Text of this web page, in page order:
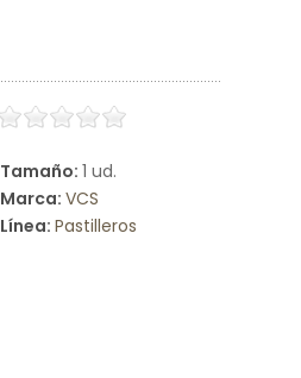
Tamaño: 1 ud.
Marca: VCS
Línea: Pastilleros